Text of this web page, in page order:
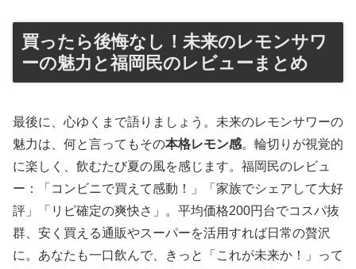
買ったら後悔なし！未来のレモンサワ
ーの魅力と福岡民のレビューまとめ
最後に、心ゆくまで語りましょう。未来のレモンサワーの
魅力は、何と言ってもその本格レモン感。輪切りが視覚的
に楽しく、飲むたび夏の風を感じます。福岡民のレビュ
ー：「コンビニで買えて感動！」「家族でシェアして大好
評」「リピ確定の爽快さ」。平均価格200円台でコスパ抜
群、安く買える通販やスーパーを活用すれば日常の贅沢
に。あなたも一口飲んで、きっと「これが未来か！」って